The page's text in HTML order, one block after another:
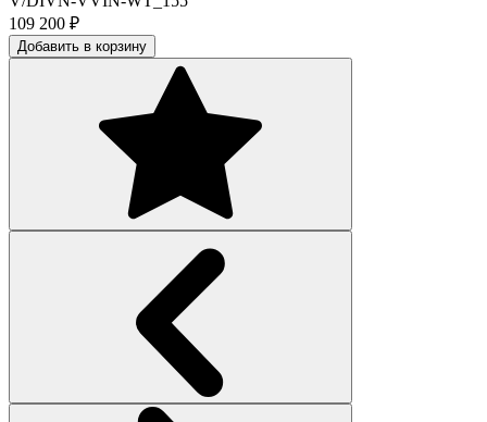
109 200 ₽
Добавить в корзину